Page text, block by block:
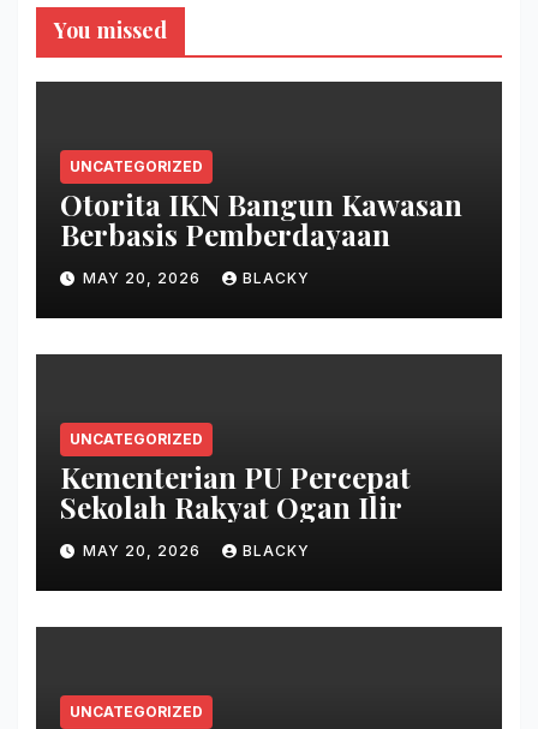
You missed
UNCATEGORIZED
Otorita IKN Bangun Kawasan
Berbasis Pemberdayaan
MAY 20, 2026 BLACKY
UNCATEGORIZED
Kementerian PU Percepat
Sekolah Rakyat Ogan Ilir
MAY 20, 2026 BLACKY
UNCATEGORIZED